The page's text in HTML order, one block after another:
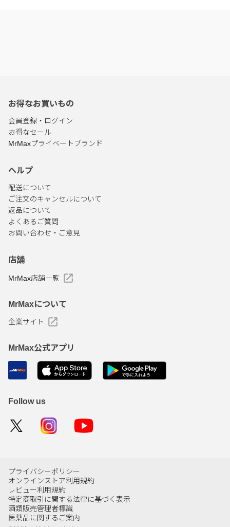
お得なお買いもの
会員登録・ログイン
お得なセール
MrMaxプライベートブランド
ヘルプ
配送について
ご注文のキャンセルについて
返品について
よくあるご質問
お問い合わせ・ご意見
店舗
MrMax店舗一覧
MrMaxについて
企業サイト
MrMax公式アプリ
Follow us
プライバシーポリシー
オンラインストア利用規約
レビュー利用規約
特定商取引に関する法律に基づく表示
酒類販売管理者標識
医薬品に関するご案内